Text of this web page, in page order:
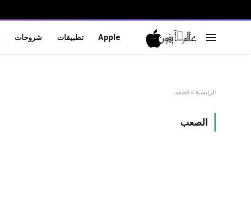
Apple تطبيقات شروحات
الرئيسية » الصعب
الصعب